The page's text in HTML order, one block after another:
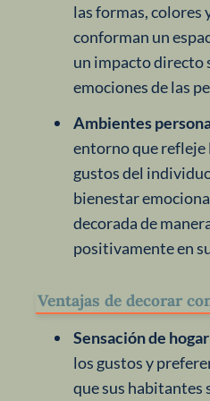
las formas, colores
conforman un
un impacto directo
emociones de las
Ambientes
entorno que refleje
gustos del
bienestar
decorada de
positivamente en
Ventajas de decorar
Sensación de hogar
los gustos y
que sus habitantes